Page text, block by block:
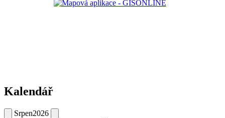
Kalendář
Srpen2026